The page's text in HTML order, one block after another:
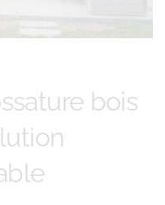
bois